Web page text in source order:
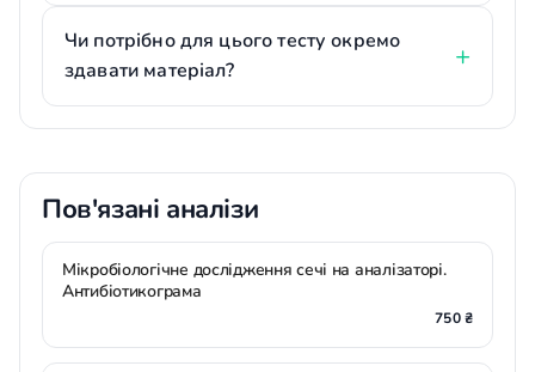
Чи потрібно для цього тесту окремо
здавати матеріал?
Пов'язані аналізи
Мікробіологічне дослідження сечі на аналізаторі.
Антибіотикограма
750 ₴